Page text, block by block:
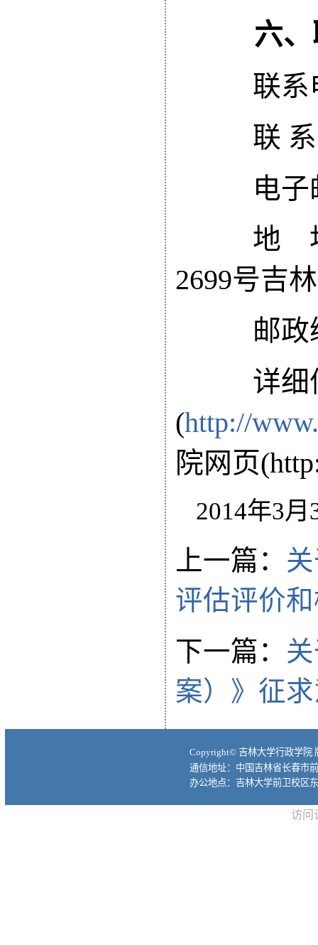
六、
联系电
联 系
电子
地 址
2699号吉
邮政编
详细信
(http://
院网页
2014年3月
上一篇：
评估评价
下一篇：
案）》征
Copyright© 吉林大学行政学院
通信地址：中国吉林省长春市
办公地点：吉林大学前卫校区
访问